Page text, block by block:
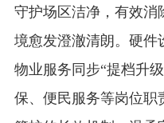
守护场区洁净，有效消
境愈发澄澈清朗。硬件
物业服务同步“提档升
保、便民服务等岗位职